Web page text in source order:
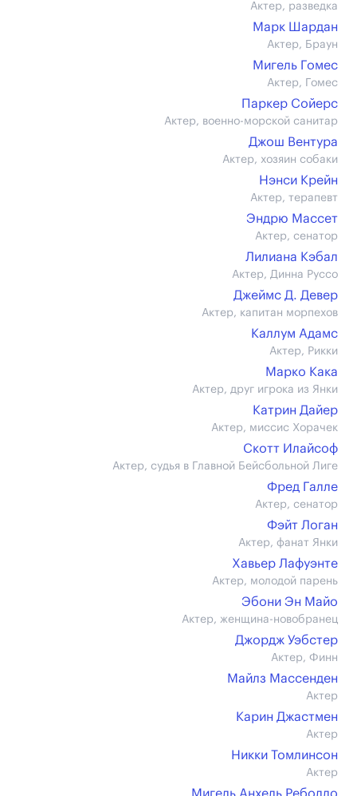
Актер, разведка
Марк Шардан
Актер, Браун
Мигель Гомес
Актер, Гомес
Паркер Сойерс
Актер, военно-морской санитар
Джош Вентура
Актер, хозяин собаки
Нэнси Крейн
Актер, терапевт
Эндрю Массет
Актер, сенатор
Лилиана Кэбал
Актер, Динна Руссо
Джеймс Д. Девер
Актер, капитан морпехов
Каллум Адамс
Актер, Рикки
Марко Кака
Актер, друг игрока из Янки
Катрин Дайер
Актер, миссис Хорачек
Скотт Илайсоф
Актер, судья в Главной Бейсбольной Лиге
Фред Галле
Актер, сенатор
Фэйт Логан
Актер, фанат Янки
Хавьер Лафуэнте
Актер, молодой парень
Эбони Эн Майо
Актер, женщина-новобранец
Джордж Уэбстер
Актер, Финн
Майлз Массенден
Актер
Карин Джастмен
Актер
Никки Томлинсон
Актер